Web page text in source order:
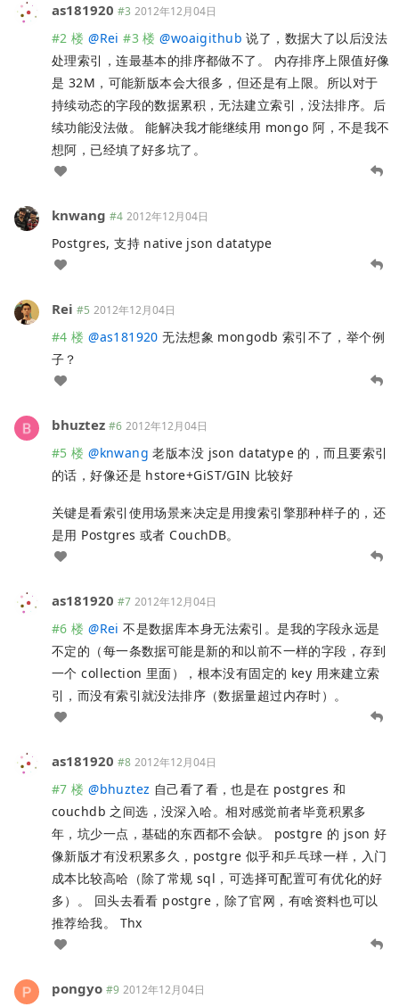
as181920 #3 2012年12月04日
#2 楼 @Rei #3 楼 @woaigithub 说了，数据大了以后没法
处理索引，连最基本的排序都做不了。 内存排序上限值好像
是 32M，可能新版本会大很多，但还是有上限。所以对于
持续动态的字段的数据累积，无法建立索引，没法排序。后
续功能没法做。 能解决我才能继续用 mongo 阿，不是我不
想阿，已经填了好多坑了。
knwang #4 2012年12月04日
Postgres, 支持 native json datatype
Rei #5 2012年12月04日
#4 楼 @as181920 无法想象 mongodb 索引不了，举个例
子？
bhuztez #6 2012年12月04日
#5 楼 @knwang 老版本没 json datatype 的，而且要索引
的话，好像还是 hstore+GiST/GIN 比较好
关键是看索引使用场景来决定是用搜索引擎那种样子的，还
是用 Postgres 或者 CouchDB。
as181920 #7 2012年12月04日
#6 楼 @Rei 不是数据库本身无法索引。是我的字段永远是
不定的（每一条数据可能是新的和以前不一样的字段，存到
一个 collection 里面），根本没有固定的 key 用来建立索
引，而没有索引就没法排序（数据量超过内存时）。
as181920 #8 2012年12月04日
#7 楼 @bhuztez 自己看了看，也是在 postgres 和
couchdb 之间选，没深入哈。相对感觉前者毕竟积累多
年，坑少一点，基础的东西都不会缺。 postgre 的 json 好
像新版才有没积累多久，postgre 似乎和乒乓球一样，入门
成本比较高哈（除了常规 sql，可选择可配置可有优化的好
多）。 回头去看看 postgre，除了官网，有啥资料也可以
推荐给我。 Thx
pongyo #9 2012年12月04日